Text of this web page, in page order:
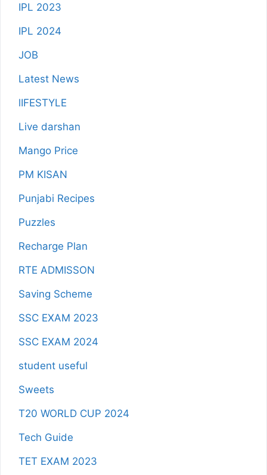
IPL 2023
IPL 2024
JOB
Latest News
lIFESTYLE
Live darshan
Mango Price
PM KISAN
Punjabi Recipes
Puzzles
Recharge Plan
RTE ADMISSON
Saving Scheme
SSC EXAM 2023
SSC EXAM 2024
student useful
Sweets
T20 WORLD CUP 2024
Tech Guide
TET EXAM 2023